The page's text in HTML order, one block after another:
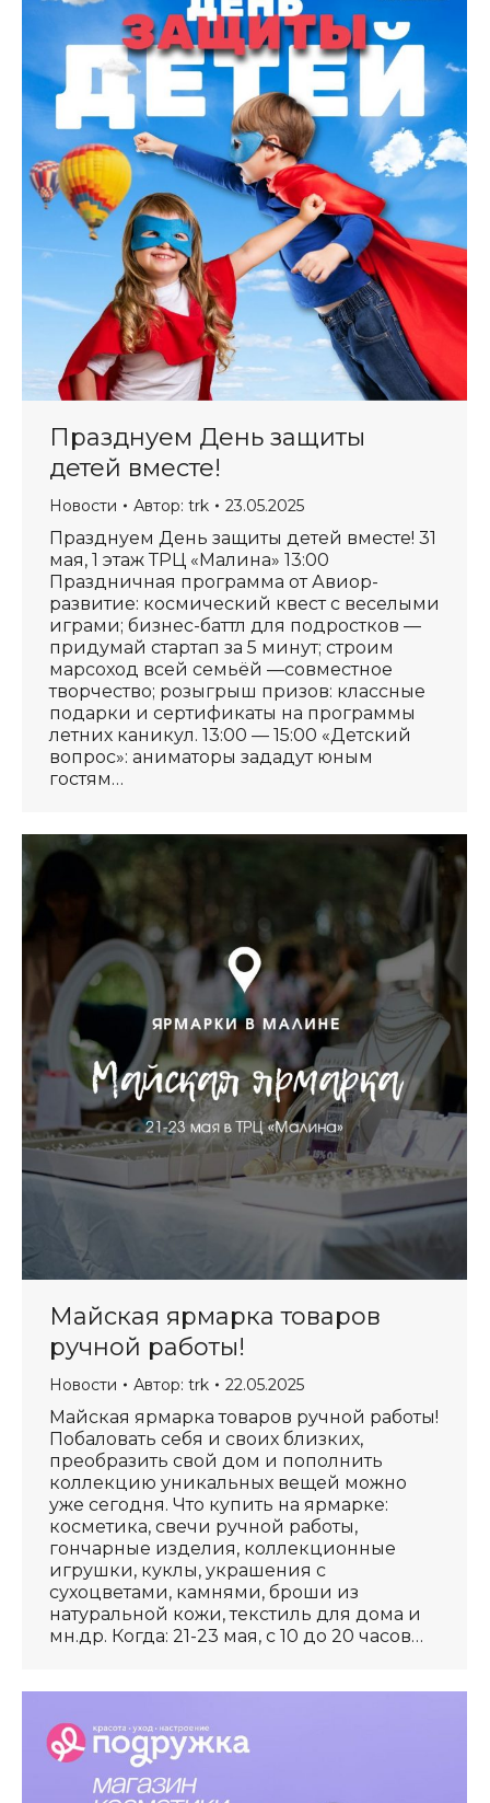
Празднуем День защиты
детей вместе!
Новости Автор: trk 23.05.2025
Празднуем День защиты детей вместе! 31
мая, 1 этаж ТРЦ «Малина» 13:00
Праздничная программа от Авиор-
развитие: космический квест с веселыми
играми; бизнес-баттл для подростков —
придумай стартап за 5 минут; строим
марсоход всей семьёй —совместное
творчество; розыгрыш призов: классные
подарки и сертификаты на программы
летних каникул. 13:00 — 15:00 «Детский
вопрос»: аниматоры зададут юным
гостям…
Майская ярмарка товаров
ручной работы!
Новости Автор: trk 22.05.2025
Майская ярмарка товаров ручной работы!
Побаловать себя и своих близких,
преобразить свой дом и пополнить
коллекцию уникальных вещей можно
уже сегодня. Что купить на ярмарке:
косметика, свечи ручной работы,
гончарные изделия, коллекционные
игрушки, куклы, украшения с
сухоцветами, камнями, броши из
натуральной кожи, текстиль для дома и
мн.др. Когда: 21-23 мая, с 10 до 20 часов…